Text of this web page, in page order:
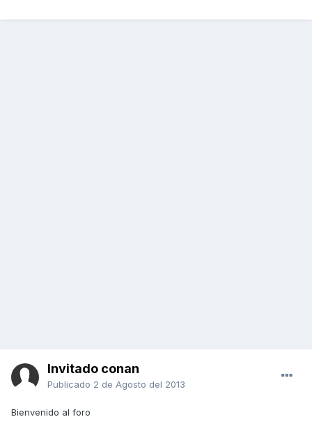
Invitado conan
Publicado 2 de Agosto del 2013
Bienvenido al foro